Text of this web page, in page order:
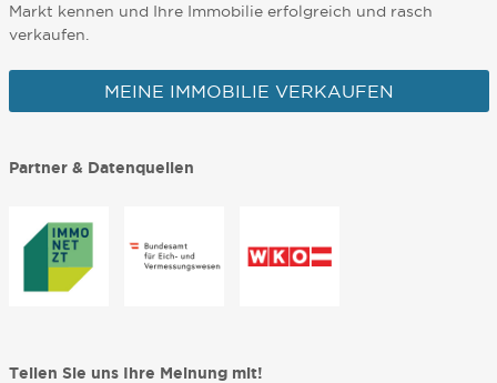
Markt kennen und Ihre Immobilie erfolgreich und rasch
verkaufen.
MEINE IMMOBILIE VERKAUFEN
Partner & Datenquellen
Teilen Sie uns Ihre Meinung mit!